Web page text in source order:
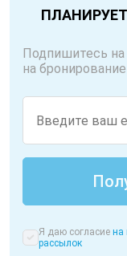
Подпишитесь на
на
Я даю согласие на
рассылок